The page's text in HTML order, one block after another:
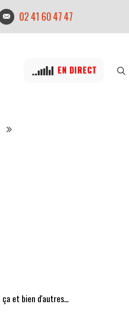
02 41 60 47 47
EN DIRECT
et bien d'autres...